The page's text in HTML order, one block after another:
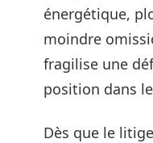
énergétique,
moindre
fragilise une
position dans
Dès que le